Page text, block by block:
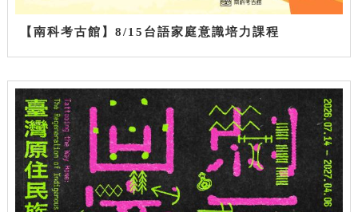
【南科考古館】8/15台語家庭意識培力課程